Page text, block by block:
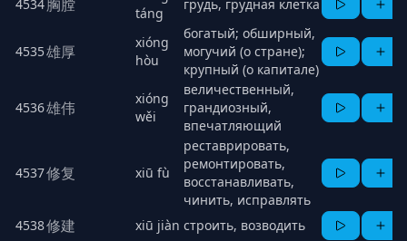
4534胸膛
táng
грудь, грудная клетка
4535雄厚
xióng
hòu
богатый; обширный,
могучий (о стране);
крупный (о капитале)
4536雄伟
xióng
wěi
величественный,
грандиозный,
впечатляющий
4537修复 xiū fù
реставрировать,
ремонтировать,
восстанавливать,
чинить, исправлять
4538修建 xiū jiàn строить, возводить